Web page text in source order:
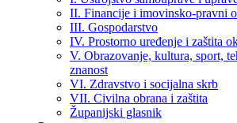
II. Financije i imovinsko-pravni
III. Gospodarstvo
IV. Prostorno uređenje i zaštita
V. Obrazovanje, kultura, sport,
znanost
VI. Zdravstvo i socijalna skrb
VII. Civilna obrana i zaštita
Županijski glasnik